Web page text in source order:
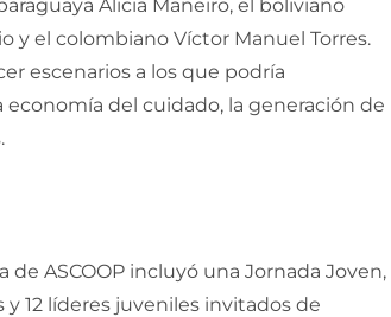
Alicia Maneiro, el boliviano
y el colombiano Víctor Manuel Torres.
escenarios a los que podría
del cuidado, la generación de
ASCOOP incluyó una Jornada Joven,
12 líderes juveniles invitados de